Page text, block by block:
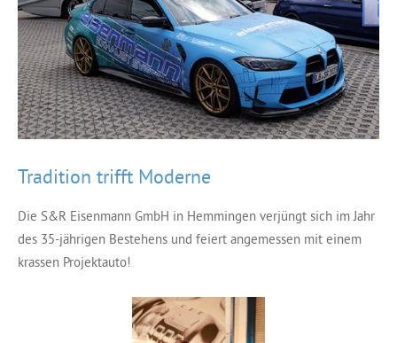
Tradition trifft Moderne
Die S&R Eisenmann GmbH in Hemmingen verjüngt sich im Jahr
des 35-jährigen Bestehens und feiert angemessen mit einem
krassen Projektauto!